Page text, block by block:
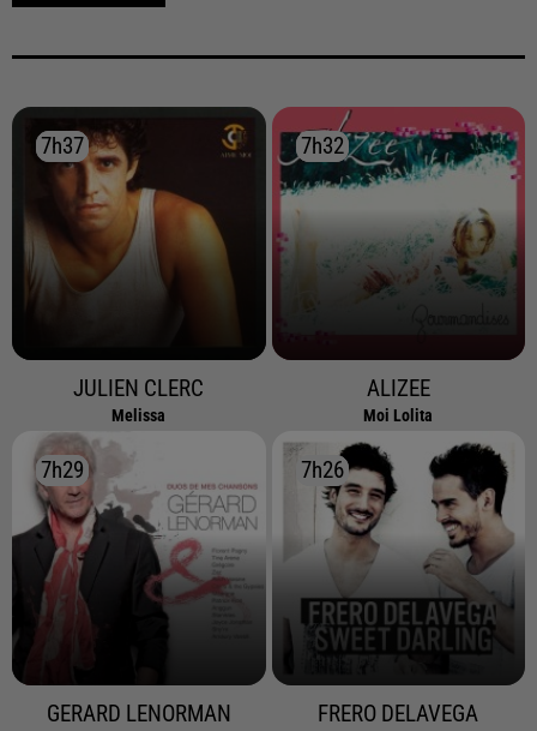
7h37
7h37
JULIEN CLERC
Melissa
7h32
7h32
ALIZEE
Moi Lolita
7h29
7h29
GERARD LENORMAN
7h26
7h26
FRERO DELAVEGA